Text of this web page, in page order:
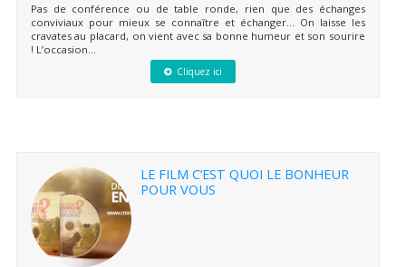
Pas de conférence ou de table ronde, rien que des échanges
conviviaux pour mieux se connaître et échanger… On laisse les
cravates au placard, on vient avec sa bonne humeur et son sourire
! L’occasion...
Cliquez ici
LE FILM C’EST QUOI LE BONHEUR
POUR VOUS